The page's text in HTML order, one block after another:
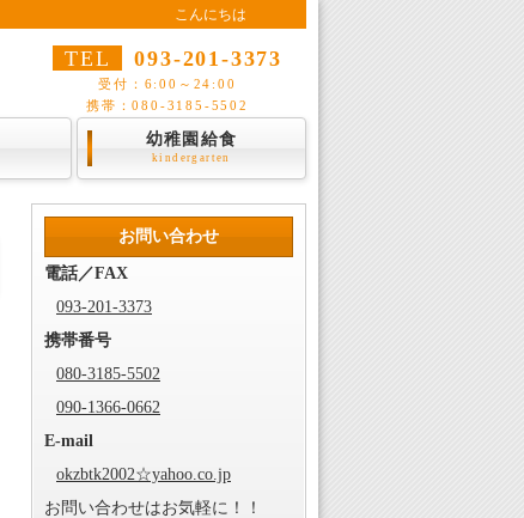
こんにちは
TEL 093-201-3373
受付：6:00～24:00
携帯：080-3185-5502
幼稚園給食
kindergarten
お問い合わせ
電話／FAX
093-201-3373
携帯番号
080-3185-5502
090-1366-0662
E-mail
okzbtk2002☆yahoo.co.jp
お問い合わせはお気軽に！！